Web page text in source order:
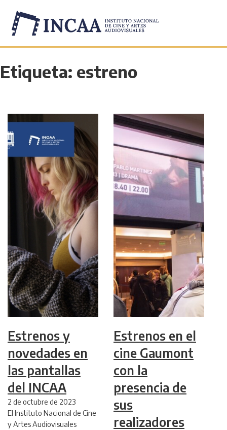
Etiqueta: estreno
Estrenos y
novedades en
las pantallas
del INCAA
2 de octubre de 2023
El Instituto Nacional de Cine
y Artes Audiovisuales
Estrenos en el
cine Gaumont
con la
presencia de
sus
realizadores